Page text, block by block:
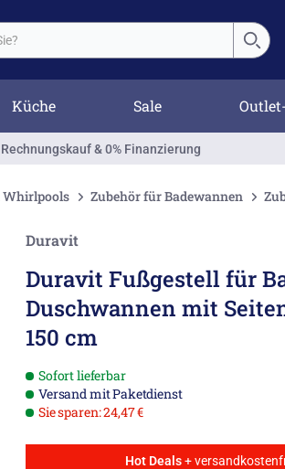
Küche Sale
Rechnungskauf & 0% Finanzierung
Whirlpools Zubehör für Badewannen
Duravit
Duravit Fußgestell für
Duschwannen mit
150 cm
Sofort lieferbar
Versand mit Paketdienst
Sie sparen: 24,47 €
Hot Deals+